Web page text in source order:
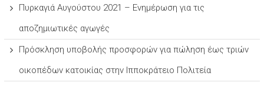
Πυρκαγιά Αυγούστου 2021 – Ενημέρωση για τις
αποζημιωτικές αγωγές
Πρόσκληση υποβολής προσφορών για πώληση έως τριών
οικοπέδων κατοικίας στην Ιπποκράτειο Πολιτεία